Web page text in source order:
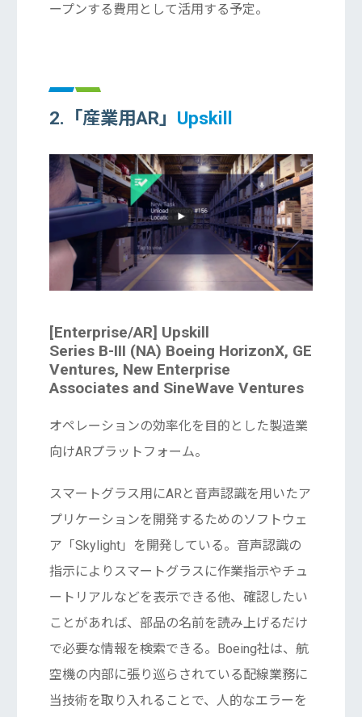
ープンする費用として活用する予定。
2.「産業用AR」 Upskill
[Enterprise/AR] Upskill
Series B-III (NA) Boeing HorizonX, GE
Ventures, New Enterprise
Associates and SineWave Ventures
オペレーションの効率化を目的とした製造業
向けARプラットフォーム。
スマートグラス用にARと音声認識を用いたア
プリケーションを開発するためのソフトウェ
ア「Skylight」を開発している。音声認識の
指示によりスマートグラスに作業指示やチュ
ートリアルなどを表示できる他、確認したい
ことがあれば、部品の名前を読み上げるだけ
で必要な情報を検索できる。Boeing社は、航
空機の内部に張り巡らされている配線業務に
当技術を取り入れることで、人的なエラーを